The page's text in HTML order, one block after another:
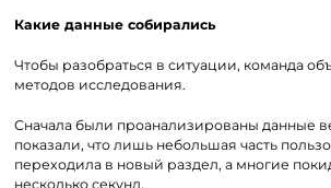
Какие данные собирались
Чтобы разобраться в ситуации, команда
методов исследования.
Сначала были проанализированы данные
показали, что лишь небольшая часть
переходила в новый раздел, а многие
несколько секунд.